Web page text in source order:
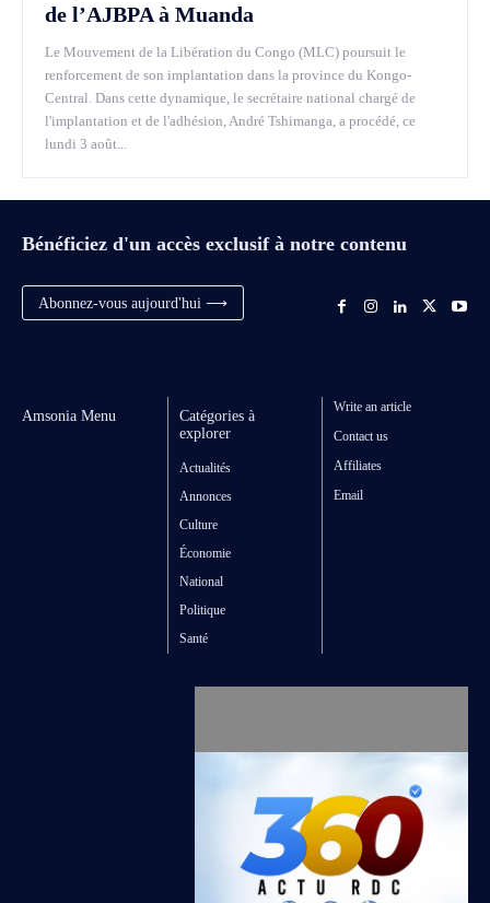
de l’AJBPA à Muanda
Le Mouvement de la Libération du Congo (MLC) poursuit le
renforcement de son implantation dans la province du Kongo-
Central. Dans cette dynamique, le secrétaire national chargé de
l'implantation et de l'adhésion, André Tshimanga, a procédé, ce
lundi 3 août...
Bénéficiez d'un accès exclusif à notre contenu
Abonnez-vous aujourd'hui ⟶
Amsonia Menu
Catégories à
explorer
Actualités
Annonces
Culture
Économie
National
Politique
Santé
Write an article
Contact us
Affiliates
Email